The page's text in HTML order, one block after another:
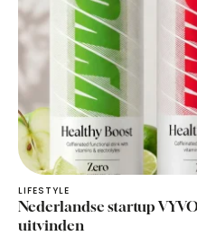
LIFESTYLE
Nederlandse startup
uitvinden